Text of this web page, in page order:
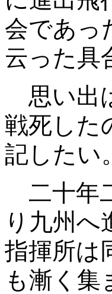
会であ
云った具
思い出
戦死した
記したい。
二十年
り九州
指揮所は
も漸く集